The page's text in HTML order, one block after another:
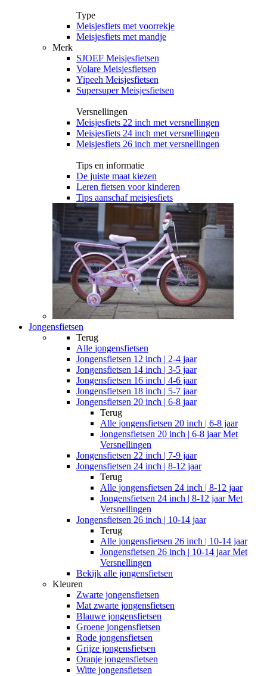
Type
Meisjesfiets met voorrekje
Meisjesfiets met mandje
Merk
SJOEF Meisjesfietsen
Volare Meisjesfietsen
Yipeeh Meisjesfietsen
Supersuper Meisjesfietsen
Versnellingen
Meisjesfiets 22 inch met versnellingen
Meisjesfiets 24 inch met versnellingen
Meisjesfiets 26 inch met versnellingen
Tips en informatie
De juiste maat kiezen
Leren fietsen voor kinderen
Tips aanschaf meisjesfiets
Jongensfietsen
Terug
Alle jongensfietsen
Jongensfietsen 12 inch | 2-4 jaar
Jongensfietsen 14 inch | 3-5 jaar
Jongensfietsen 16 inch | 4-6 jaar
Jongensfietsen 18 inch | 5-7 jaar
Jongensfietsen 20 inch | 6-8 jaar
Terug
Alle jongensfietsen 20 inch | 6-8 jaar
Jongensfietsen 20 inch | 6-8 jaar Met
Versnellingen
Jongensfietsen 22 inch | 7-9 jaar
Jongensfietsen 24 inch | 8-12 jaar
Terug
Alle jongensfietsen 24 inch | 8-12 jaar
Jongensfietsen 24 inch | 8-12 jaar Met
Versnellingen
Jongensfietsen 26 inch | 10-14 jaar
Terug
Alle jongensfietsen 26 inch | 10-14 jaar
Jongensfietsen 26 inch | 10-14 jaar Met
Versnellingen
Bekijk alle jongensfietsen
Kleuren
Zwarte jongensfietsen
Mat zwarte jongensfietsen
Blauwe jongensfietsen
Groene jongensfietsen
Rode jongensfietsen
Grijze jongensfietsen
Oranje jongensfietsen
Witte jongensfietsen